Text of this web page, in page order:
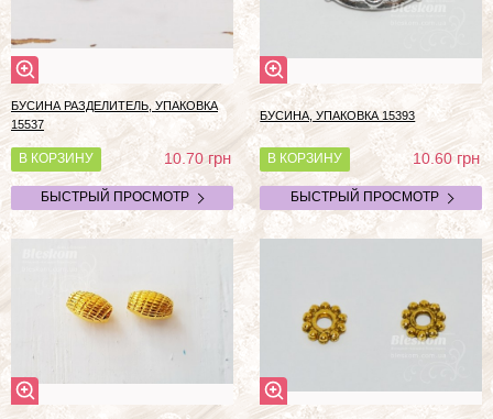
БУСИНА РАЗДЕЛИТЕЛЬ, УПАКОВКА
15537
В КОРЗИНУ 10.70грн
БЫСТРЫЙ ПРОСМОТР
БУСИНА, УПАКОВКА 15393
В КОРЗИНУ 10.60грн
БЫСТРЫЙ ПРОСМОТР